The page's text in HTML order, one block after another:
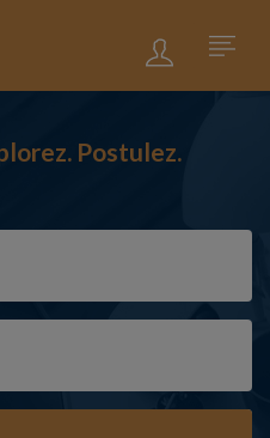
Postulez.